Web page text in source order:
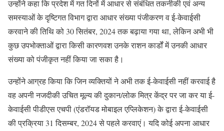
उन्होंने कहा कि प्रदेश में गत दिनों में आधार से संबंधित तकनीकी एवं अन्य
समस्याओं के दृष्टिगत विभाग द्वारा आधार संख्या पंजीकरण व ई-केवाईसी
करवाने की तिथि को 30 सितंबर, 2024 तक बढ़ाया गया था, लेकिन अभी भी
कुछ उपभोक्ताओं द्वारा किसी कारणवश उनके राशन कार्डों में उनकी आधार
संख्या को पंजीकृत नहीं किया जा सका है।
उन्होंने आग्रह किया कि जिन व्यक्तियों ने अभी तक ई-केवाईसी नहीं करवाई है
वह अपनी नजदीकी उचित मूल्य की दुकान/लोक मित्र केंद्र पर जा कर या ई-
केवाईसी पीडीएस एचपी (एंडरॉयड मोबाइल एप्लिकेशन) के द्वारा ई-केवाईसी
की प्रक्रिया 31 दिसम्बर, 2024 से पहले करवाएं। यदि कोई अपना आधार